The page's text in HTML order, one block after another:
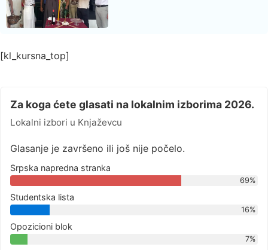
[kl_kursna_top]
Za koga ćete glasati na lokalnim izborima 2026.
Lokalni izbori u Knjaževcu
Glasanje je završeno ili još nije počelo.
Srpska napredna stranka
69%
Studentska lista
16%
Opozicioni blok
7%